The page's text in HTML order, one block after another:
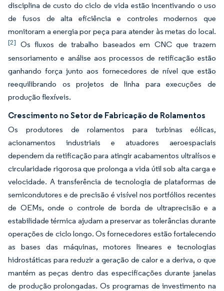
disciplina de custo do ciclo de vida estão incentivando o uso
de fusos de alta eficiência e controles modernos que
monitoram a energia por peça para atender às metas do local.
[2] Os fluxos de trabalho baseados em CNC que trazem
sensoriamento e análise aos processos de retificação estão
ganhando força junto aos fornecedores de nível que estão
reequilibrando os projetos de linha para execuções de
produção flexíveis.
Crescimento no Setor de Fabricação de Rolamentos
Os produtores de rolamentos para turbinas eólicas,
acionamentos industriais e atuadores aeroespaciais
dependem da retificação para atingir acabamentos ultralísos e
circularidade rigorosa que prolonga a vida útil sob alta carga e
velocidade. A transferência de tecnologia de plataformas de
semicondutores e de precisão é visível nos portfólios recentes
de OEMs, onde o controle de borda de ultraprecisão e a
estabilidade térmica ajudam a preservar as tolerâncias durante
operações de ciclo longo. Os fornecedores estão fortalecendo
as bases das máquinas, motores lineares e tecnologias
hidrostáticas para reduzir a geração de calor e a deriva, o que
mantém as peças dentro das especificações durante janelas
de produção prolongadas. Os programas de investimento na